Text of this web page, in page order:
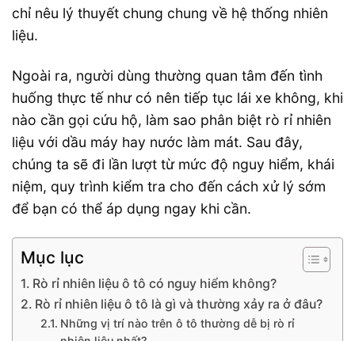
chỉ nêu lý thuyết chung chung về hệ thống nhiên
liệu.
Ngoài ra, người dùng thường quan tâm đến tình
huống thực tế như có nên tiếp tục lái xe không, khi
nào cần gọi cứu hộ, làm sao phân biệt rò rỉ nhiên
liệu với dầu máy hay nước làm mát. Sau đây,
chúng ta sẽ đi lần lượt từ mức độ nguy hiểm, khái
niệm, quy trình kiểm tra cho đến cách xử lý sớm
để bạn có thể áp dụng ngay khi cần.
Mục lục
Rò rỉ nhiên liệu ô tô có nguy hiểm không?
Rò rỉ nhiên liệu ô tô là gì và thường xảy ra ở đâu?
Những vị trí nào trên ô tô thường dễ bị rò rỉ